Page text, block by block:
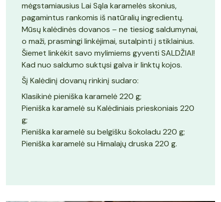
mėgstamiausius Lai Sąla karamelės skonius,
pagamintus rankomis iš natūralių ingredientų.
Mūsų kalėdinės dovanos – ne tiesiog saldumynai,
o maži, prasmingi linkėjimai, sutalpinti į stiklainius.
Šiemet linkėkit savo mylimiems gyventi SALDŽIAI!
Kad nuo saldumo suktųsi galva ir linktų kojos.
Šį Kalėdinį dovanų rinkinį sudaro:
Klasikinė pieniška karamelė 220 g;
Pieniška karamelė su Kalėdiniais prieskoniais 220
g;
Pieniška karamelė su belgišku šokoladu 220 g;
Pieniška karamelė su Himalajų druska 220 g.